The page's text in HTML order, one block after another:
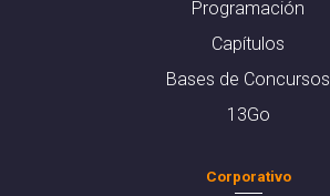
Programación
Capítulos
Bases de Concursos
13Go
Corporativo